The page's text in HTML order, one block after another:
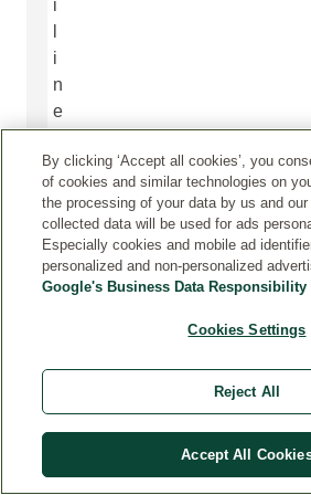
i
i
n
e
e
d
i
t
s
i
i
t
g
By clicking ‘Accept all cookies’, you
of cookies and similar technologies on
the processing of your data by us and
collected data will be used for ads
Especially cookies and mobile ad
personalized and non-personalized
Google's Business Data Responsibility
Cookies Settings
Reject All
Accept All